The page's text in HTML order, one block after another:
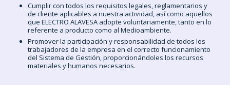
Cumplir con todos los requisitos legales, reglamentarios y
de cliente aplicables a nuestra actividad, así como aquellos
que ELECTRO ALAVESA adopte voluntariamente, tanto en lo
referente a producto como al Medioambiente.
Promover la participación y responsabilidad de todos los
trabajadores de la empresa en el correcto funcionamiento
del Sistema de Gestión, proporcionándoles los recursos
materiales y humanos necesarios.